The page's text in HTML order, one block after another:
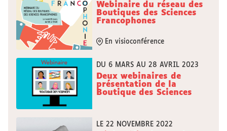
Webinaire du réseau des
Boutiques des Sciences
Francophones
En visioconférence
DU 6 MARS AU 28 AVRIL 2023
Deux webinaires de
présentation de la
Boutique des Sciences
LE 22 NOVEMBRE 2022